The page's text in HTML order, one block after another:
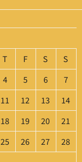
T F S
S
4 5 6
7
11 12 13
14
18 19 20
21
25 26 27
28